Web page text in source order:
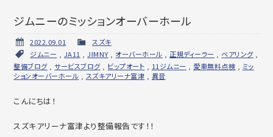
ジムニーのミッションオーバーホール
2022.09.01
スズキ
ジムニー
JA11 ,JIMNY, オーバーホール 正規ディーラー ベアリング,
整備ブログ,サービスブログ, ビップオート 11ジムニー 愛車無料点検
ミッ
ションオーバーホール
スズキアリーナ富津 異音
こんにちは！
スズキアリーナ富津より整備報告です！！